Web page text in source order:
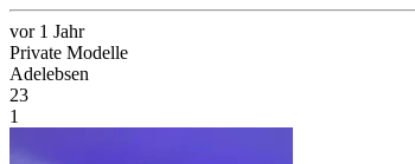
vor 1 Jahr
Private Modelle
Adelebsen
23
1